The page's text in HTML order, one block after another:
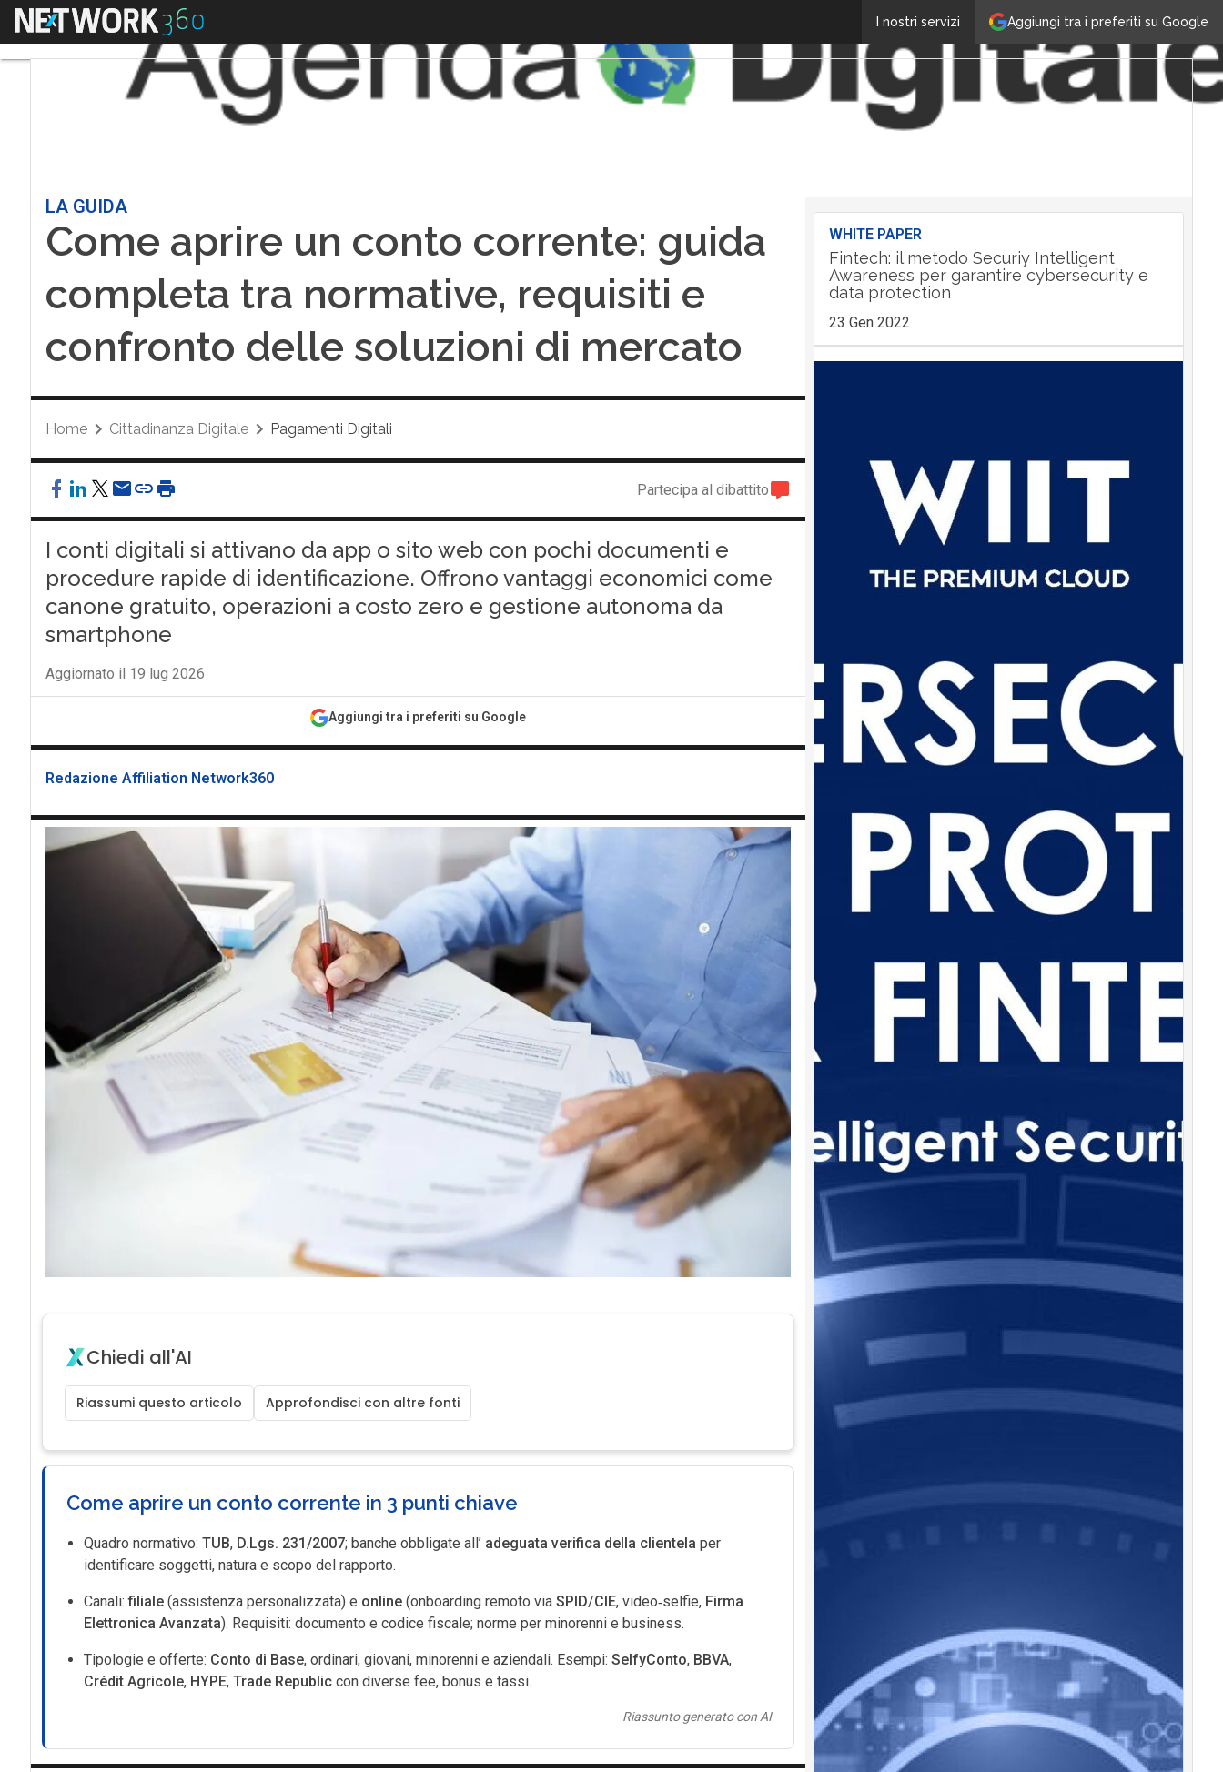
Aggiungi tra i preferiti su Google
I nostri servizi
Menu
LA GUIDA
Come aprire un conto corrente: guida
completa tra normative, requisiti e
confronto delle soluzioni di mercato
Home Cittadinanza Digitale Pagamenti Digitali
Partecipa al dibattito
I conti digitali si attivano da app o sito web con pochi documenti e
procedure rapide di identificazione. Offrono vantaggi economici come
canone gratuito, operazioni a costo zero e gestione autonoma da
smartphone
Aggiornato il 19 lug 2026
Aggiungi tra i preferiti su Google
Redazione Affiliation Network360
Chiedi all'AI
Riassumi questo articolo Approfondisci con altre fonti
Come aprire un conto corrente in 3 punti chiave
Quadro normativo: TUB, D.Lgs. 231/2007; banche obbligate all’ adeguata verifica della clientela per
identificare soggetti, natura e scopo del rapporto.
Canali:filiale(assistenza personalizzata) e online(onboarding remoto via SPID/CIE, video‑selfie, Firma
Elettronica Avanzata). Requisiti: documento e codice fiscale; norme per minorenni e business.
Tipologie e offerte: Conto di Base, ordinari, giovani, minorenni e aziendali. Esempi: SelfyConto, BBVA,
Crédit Agricole, HYPE, Trade Republiccon diverse fee, bonus e tassi.
Riassunto generato con AI
WHITE PAPER
Fintech: il metodo Securiy Intelligent
Awareness per garantire cybersecurity e
data protection
23 Gen 2022